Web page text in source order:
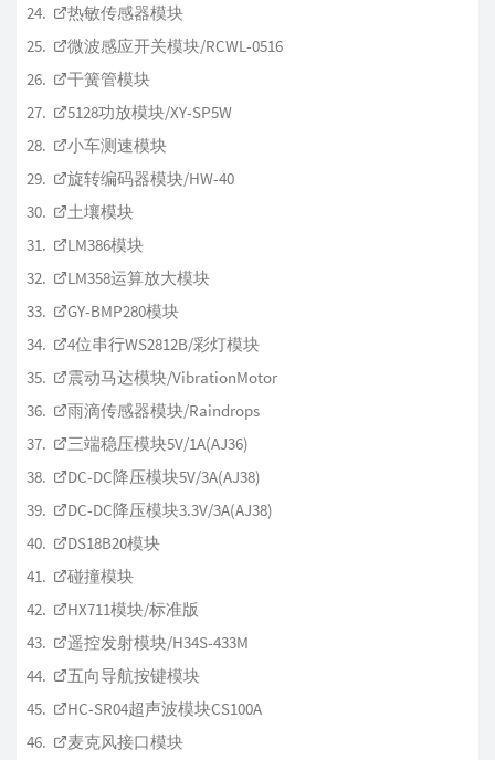
热敏传感器模块
微波感应开关模块/RCWL-0516
干簧管模块
5128功放模块/XY-SP5W
小车测速模块
旋转编码器模块/HW-40
土壤模块
LM386模块
LM358运算放大模块
GY-BMP280模块
4位串行WS2812B/彩灯模块
震动马达模块/VibrationMotor
雨滴传感器模块/Raindrops
三端稳压模块5V/1A(AJ36)
DC-DC降压模块5V/3A(AJ38)
DC-DC降压模块3.3V/3A(AJ38)
DS18B20模块
碰撞模块
HX711模块/标准版
遥控发射模块/H34S-433M
五向导航按键模块
HC-SR04超声波模块CS100A
麦克风接口模块